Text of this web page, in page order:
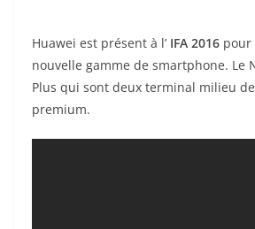
Huawei est présent à l’ IFA 2016 pour
nouvelle gamme de smartphone. Le
Plus qui sont deux terminal milieu
premium.